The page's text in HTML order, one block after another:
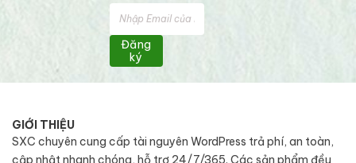
Đăng
ký
GIỚI THIỆU
SXC chuyên cung cấp tài nguyên WordPress trả phí, an toàn,
cập nhật nhanh chóng, hỗ trợ 24/7/365. Các sản phẩm đều